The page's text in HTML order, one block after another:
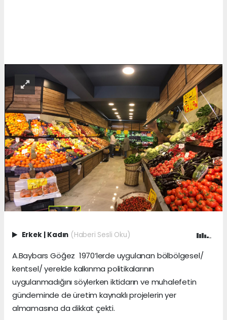
Erkek | Kadın (Haberi Sesli Oku)
A.Baybars Göğez 1970’lerde uygulanan bölbölgesel/
kentsel/ yerelde kalkınma politikalarının
uygulanmadığını söylerken iktidarın ve muhalefetin
gündeminde de üretim kaynaklı projelerin yer
almamasına da dikkat çekti.